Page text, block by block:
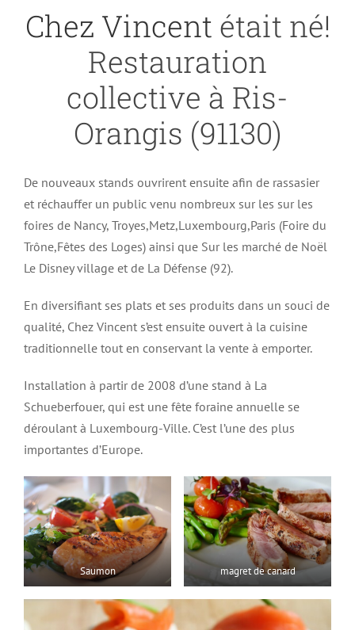
Chez Vincent était né!
Restauration
collective à Ris-
Orangis (91130)
De nouveaux stands ouvrirent ensuite afin de rassasier
et réchauffer un public venu nombreux sur les sur les
foires de Nancy, Troyes,Metz,Luxembourg,Paris (Foire du
Trône,Fêtes des Loges) ainsi que Sur les marché de Noël
Le Disney village et de La Défense (92).
En diversifiant ses plats et ses produits dans un souci de
qualité, Chez Vincent s’est ensuite ouvert à la cuisine
traditionnelle tout en conservant la vente à emporter.
Installation à partir de 2008 d’une stand à La
Schueberfouer, qui est une fête foraine annuelle se
déroulant à Luxembourg-Ville. C’est l’une des plus
importantes d’Europe.
Saumon magret de canard